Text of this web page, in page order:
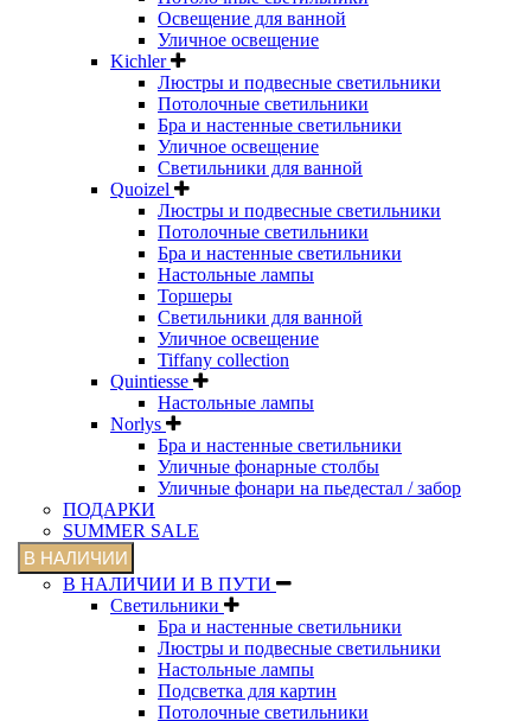
Освещение для ванной
Уличное освещение
Kichler
Люстры и подвесные светильники
Потолочные светильники
Бра и настенные светильники
Уличное освещение
Светильники для ванной
Quoizel
Люстры и подвесные светильники
Потолочные светильники
Бра и настенные светильники
Настольные лампы
Торшеры
Светильники для ванной
Уличное освещение
Tiffany collection
Quintiesse
Настольные лампы
Norlys
Бра и настенные светильники
Уличные фонарные столбы
Уличные фонари на пьедестал / забор
ПОДАРКИ
SUMMER SALE
В НАЛИЧИИ
В НАЛИЧИИ И В ПУТИ
Светильники
Бра и настенные светильники
Люстры и подвесные светильники
Настольные лампы
Подсветка для картин
Потолочные светильники